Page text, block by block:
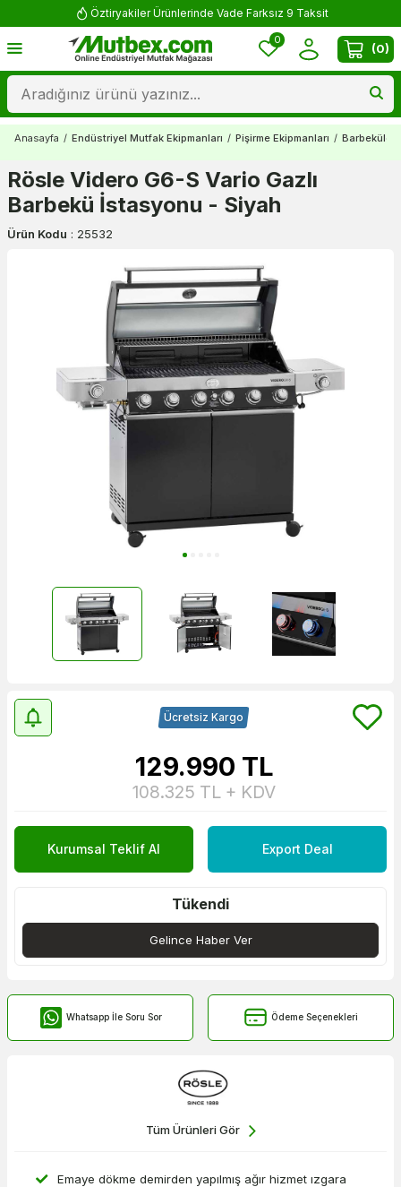
Öztiryakiler Ürünlerinde Vade Farksız 9 Taksit
0
(0)
Anasayfa / Endüstriyel Mutfak Ekipmanları / Pişirme Ekipmanları / Barbeküler
Rösle Videro G6-S Vario Gazlı
Barbekü İstasyonu - Siyah
Ürün Kodu : 25532
Ücretsiz Kargo
129.990 TL
108.325 TL + KDV
Kurumsal Teklif Al Export Deal
Tükendi
Gelince Haber Ver
Whatsapp İle Soru Sor Ödeme Seçenekleri
Tüm Ürünleri Gör
Emaye dökme demirden yapılmış ağır hizmet ızgara